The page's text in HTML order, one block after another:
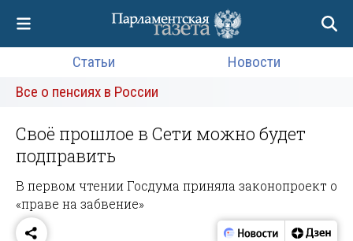
Статьи
Новости
Все о пенсиях в России
Своё прошлое в Сети можно будет
подправить
В первом чтении Госдума приняла законопроект о
«праве на забвение»